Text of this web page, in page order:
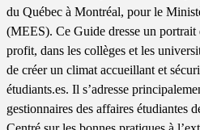
du Québec à Montréal, pour le
(MEES). Ce Guide dresse un portrait
profit, dans les collèges et les
de créer un climat accueillant et
étudiants.es. Il s’adresse
gestionnaires des affaires étudiantes